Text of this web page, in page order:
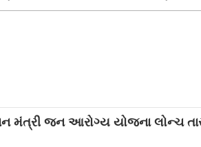
મંત્રી જન આરોગ્ય યોજના લોન્ચ